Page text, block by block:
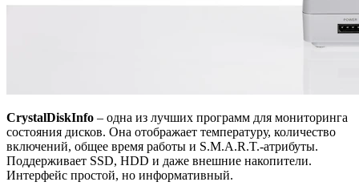
CrystalDiskInfo – одна из лучших программ для мониторинга
состояния дисков. Она отображает температуру, количество
включений, общее время работы и S.M.A.R.T.-атрибуты.
Поддерживает SSD, HDD и даже внешние накопители.
Интерфейс простой, но информативный.